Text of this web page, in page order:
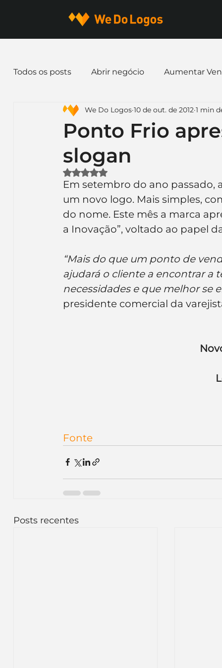
Todos os posts Abrir negócio Aumentar
Dicas de Marketing Email marketing
Identidade Visual Marca
Slogan
Inteligência Artificial Embalagens
Ponto Frio
slogan
We Do Logos 10 de out. de 2012 1 min
Avaliado com NaN de 5 estrelas.
Em setembro do ano passado,
um novo logo. Mais simples,
do nome. Este mês a marca
a Inovação”, voltado ao papel
“Mais do que um ponto de
ajudará o cliente a encontrar a
necessidades e que melhor se
presidente comercial da
Fonte
Posts recentes